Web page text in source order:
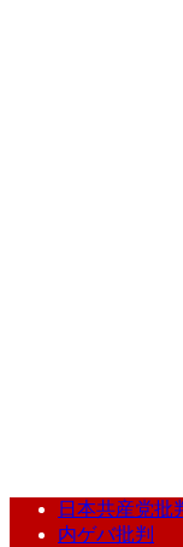
日本共産党批
内ゲバ批判